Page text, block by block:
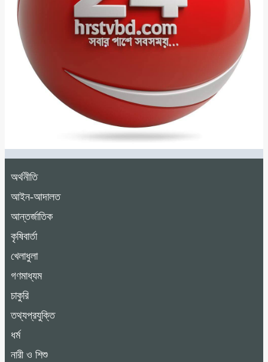
অর্থনীতি
আইন-আদালত
আন্তর্জাতিক
কৃষিবার্তা
খেলাধুলা
গণমাধ্যম
চাকুরি
তথ্যপ্রযুক্তি
ধর্ম
নারী ও শিশু